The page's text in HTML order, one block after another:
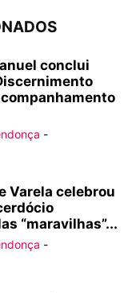
conclui
-
Varela celebrou
“maravilhas”...
-